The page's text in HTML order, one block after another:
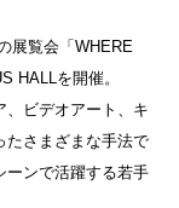
展覧会「WHERE
HALLを開催。
、ビデオアート、キ
たさまざまな手法で
ーンで活躍する若手